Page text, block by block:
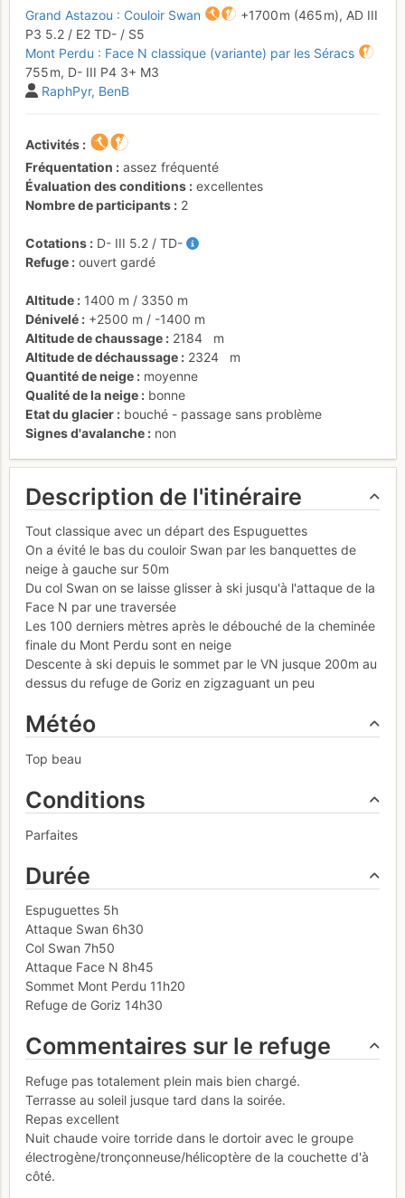
Grand Astazou : Couloir Swan +1700 m (465 m), AD III
P3 5.2 / E2 TD- / S5
Mont Perdu : Face N classique (variante) par les Séracs
755 m, D- III P4 3+ M3
RaphPyr BenB
Activités
Fréquentation
assez fréquenté
Évaluation des conditions
excellentes
Nombre de participants
2
Cotations D- III 5.2 / TD-
Refuge
ouvert gardé
Altitude 1400 m / 3350 m
Dénivelé
+2500 m / -1400 m
Altitude de chaussage
2184
m
Altitude de déchaussage
2324
m
Quantité de neige
moyenne
Qualité de la neige
bonne
Etat du glacier
bouché - passage sans problème
Signes d'avalanche
non
Description de l'itinéraire
Tout classique avec un départ des Espuguettes
On a évité le bas du couloir Swan par les banquettes de
neige à gauche sur 50m
Du col Swan on se laisse glisser à ski jusqu'à l'attaque de la
Face N par une traversée
Les 100 derniers mètres après le débouché de la cheminée
finale du Mont Perdu sont en neige
Descente à ski depuis le sommet par le VN jusque 200m au
dessus du refuge de Goriz en zigzaguant un peu
Météo
Top beau
Conditions
Parfaites
Durée
Espuguettes 5h
Attaque Swan 6h30
Col Swan 7h50
Attaque Face N 8h45
Sommet Mont Perdu 11h20
Refuge de Goriz 14h30
Commentaires sur le refuge
Refuge pas totalement plein mais bien chargé.
Terrasse au soleil jusque tard dans la soirée.
Repas excellent
Nuit chaude voire torride dans le dortoir avec le groupe
électrogène/tronçonneuse/hélicoptère de la couchette d'à
côté.